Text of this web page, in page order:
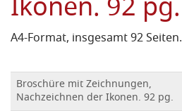
Ikonen. 92 pg.
A4-Format, insgesamt 92 Seiten.
Broschüre mit Zeichnungen,
Nachzeichnen der Ikonen. 92 pg.